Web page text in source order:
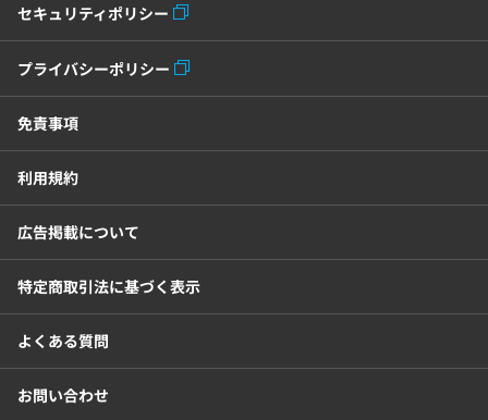
セキュリティポリシー
プライバシーポリシー
免責事項
利用規約
広告掲載について
特定商取引法に基づく表示
よくある質問
お問い合わせ